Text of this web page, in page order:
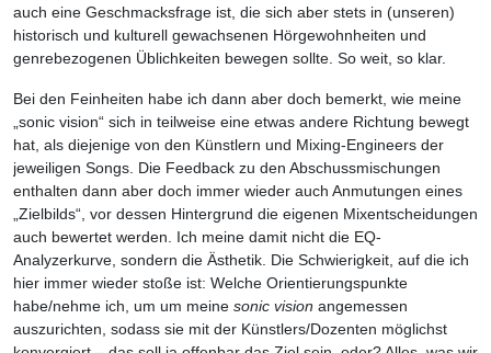
auch eine Geschmacksfrage ist, die sich aber stets in (unseren)
historisch und kulturell gewachsenen Hörgewohnheiten und
genrebezogenen Üblichkeiten bewegen sollte. So weit, so klar.
Bei den Feinheiten habe ich dann aber doch bemerkt, wie meine
„sonic vision“ sich in teilweise eine etwas andere Richtung bewegt
hat, als diejenige von den Künstlern und Mixing-Engineers der
jeweiligen Songs. Die Feedback zu den Abschussmischungen
enthalten dann aber doch immer wieder auch Anmutungen eines
„Zielbilds“, vor dessen Hintergrund die eigenen Mixentscheidungen
auch bewertet werden. Ich meine damit nicht die EQ-
Analyzerkurve, sondern die Ästhetik. Die Schwierigkeit, auf die ich
hier immer wieder stoße ist: Welche Orientierungspunkte
habe/nehme ich, um um meine sonic vision angemessen
auszurichten, sodass sie mit der Künstlers/Dozenten möglichst